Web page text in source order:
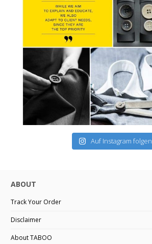
Auf Instagram folgen
ABOUT
Track Your Order
Disclaimer
About TABOO